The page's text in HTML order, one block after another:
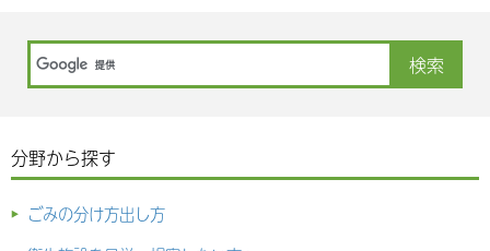
2025.07.30
令和６年度リサイクルプラザもがみ・もがみクリー
ンセンター 水質分析結果
2024.12.27
令和６年度版衛生年鑑（令和５年度実績）の差し替
えについて
分野から探す
ごみの分け方出し方